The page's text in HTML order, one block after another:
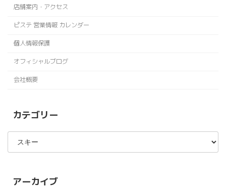
店舗案内・アクセス
ピステ 営業情報 カレンダー
個人情報保護
オフィシャルブログ
会社概要
カテゴリー
カ
ゴ
アーカイブ